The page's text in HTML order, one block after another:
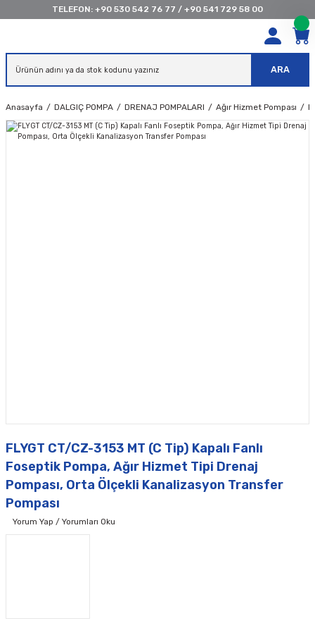
TELEFON: +90 530 542 76 77 / +90 541 729 58 00
ARA
Anasayfa DALGIÇ POMPA DRENAJ POMPALARI Ağır Hizmet Pompası
FLYGT CT/CZ-3153 MT (C Tip) Kapalı Fanlı
Foseptik Pompa, Ağır Hizmet Tipi Drenaj
Pompası, Orta Ölçekli Kanalizasyon Transfer
Pompası
Yorum Yap / Yorumları Oku